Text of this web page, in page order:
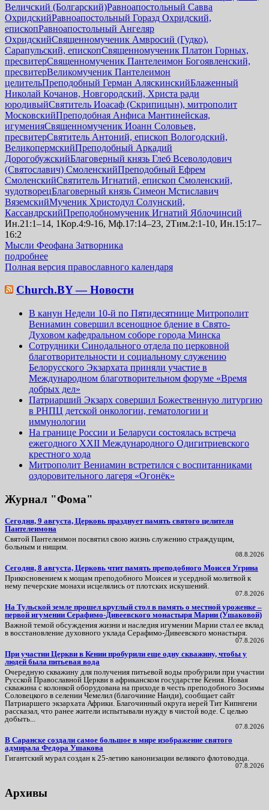
Величский (Болгарский)Равноапостольный Савва
ОхридскийРавноапостольный Горазд Охридский,
епископРавноапостольный Ангеляр
ОхридскийСвященномученик Амвросий (Гудко),
Сарапульский, епископСвященномученик Платон Горных,
пресвитерСвященномученик Пантелеимон Богоявленский,
пресвитерВеликомученик Пантелеимон
целительПреподобный Герман АляскинскийБлаженный
Николай Кочанов, Новгородский, Христа ради
юродивыйСвятитель Иоасаф (Скрипицын), митрополит
МосковскийПреподобная Анфиса Мантинейская,
игуменияСвященномученик Иоанн Соловьев,
пресвитерСвятитель Антоний, епископ Вологодский,
ВеликопермскийПреподобный Аркадий
ДорогобужскийБлаговерный князь Глеб Всеволодович
(Святославич) СмоленскийПреподобный Ефрем
СмоленскийСвятитель Игнатий, епископ Смоленский,
чудотворецБлаговерный князь Симеон Мстиславич
ВяземскийМученик Христодул Солунский,
КассандрскийПреподобномученик Игнатий Яблочинсий
Ин.21:1–14, 1Кор.4:9-16, Мф.17:14–23, 2Тим.2:1-10, Ин.15:17–
16:2
Мысли Феофана Затворника
подробнее
Полная версия православного календаря
Church.BY — Новости
В канун Недели 10-й по Пятидесятнице Митрополит
Вениамин совершил всенощное бдение в Свято-
Духовом кафедральном соборе города Минска
Сотрудники Синодального отдела по церковной
благотворительности и социальному служению
Белорусского Экзархата приняли участие в
Международном благотворительном форуме «Время
добрых дел»
Патриарший Экзарх совершил Божественную литургию
в РНПЦ детской онкологии, гематологии и
иммунологии
На границе России и Беларуси состоялась встреча
ежегодного XXII Международного Одигитриевского
крестного хода
Митрополит Вениамин встретился с воспитанниками
оздоровительного лагеря «Огонёк»
Журнал "Фома"
Сегодня, 9 августа, Церковь празднует память святого целителя
Пантелеимона
Святой Пантелеимон посвятил свою жизнь служению страждущим,
больным и нищим.
08.8.2026
Сегодня, 8 августа, Церковь чтит память преподобного Моисея Угрина
Прикосновением к мощам преподобного Моисея и усердной молитвой к
нему печерские монахи исцелялись от плотских искушений.
07.8.2026
На Тульской земле прошел круглый стол в память о местной уроженке –
первой игумении Серафимо-Дивеевского монастыря Марии (Ушаковой)
Важной темой обсуждения жизни и наследия игумении Марии стал ее вклад
в восстановление духовного уклада Серафимо‑Дивеевского монастыря.
07.8.2026
При участии Церкви в Кении пробурили еще одну скважину, чтобы у
людей была питьевая вода
Очередную скважину для получения питьевой воды пробурили при участии
Русской Православной Церкви в африканском государстве Кения. Новая
скважина с колонкой оборудована на приходе в честь преподобного Зосимы
Соловецкого в селении Чемелил (благочиние Нанди), сообщает сайт
Патриаршего экзархата Африки. Благочинный округа иерей Тит Кипнгени
рассказал, что ранее жители испытывали нужду в чистой воде. С целью
добыть...
07.8.2026
В Саранске создали самое большое в мире изображение святого
адмирала Федора Ушакова
Гигантский мурал создан к 25-летию канонизации великого флотоводца.
07.8.2026
Архивы